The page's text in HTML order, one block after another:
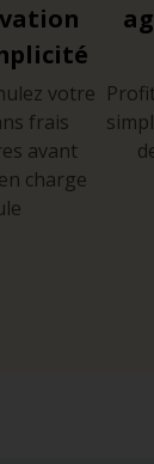
votre
frais
avant
charge